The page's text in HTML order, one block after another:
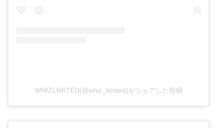
WHIZLIMITED(@whiz_limited)がシェアした投稿